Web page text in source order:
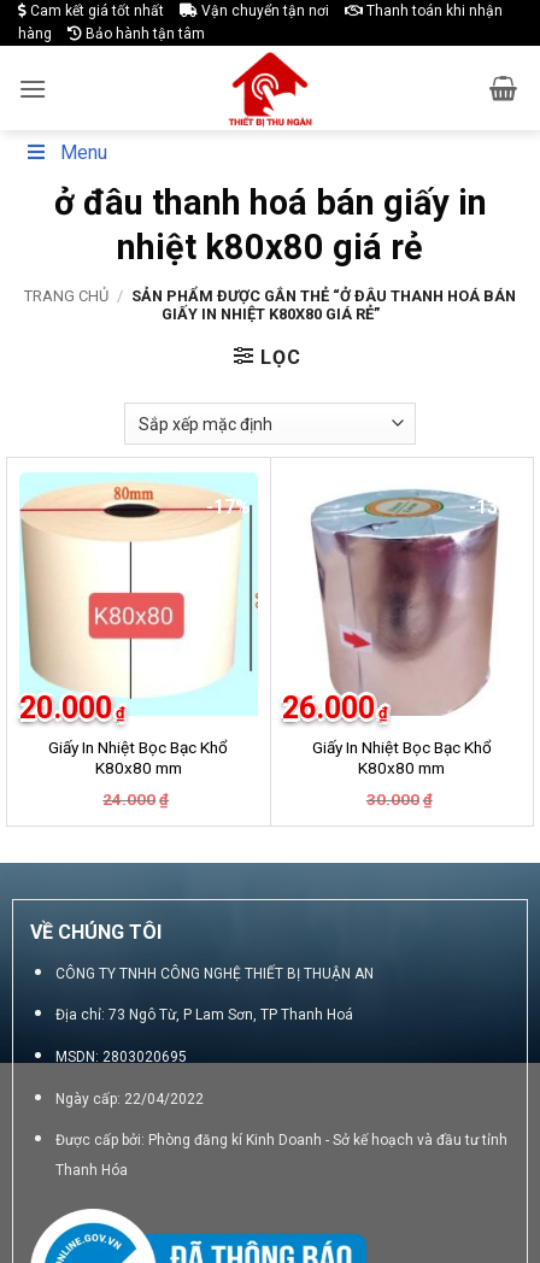
Skip
to
Cam kết giá tốt nhất Vận chuyển tận nơi
Thanh toán khi nhận
hàng
Bảo hành tận tâm
Menu
ở đâu thanh hoá bán giấy in
nhiệt k80x80 giá rẻ
TRANG CHỦ / SẢN PHẨM ĐƯỢC GẮN THẺ “Ở ĐÂU THANH HOÁ BÁN
GIẤY IN NHIỆT K80X80 GIÁ RẺ”
LỌC
-17%
Giấy In Nhiệt Bọc Bạc Khổ
K80x80 mm
24.000 ₫
là:
20.000 ₫
tại
20.000₫.
-13%
Giấy In Nhiệt Bọc Bạc Khổ
K80x80 mm
30.000 ₫
là:
26.000 ₫
tại
26.000₫.
VỀ CHÚNG TÔI
CÔNG TY TNHH CÔNG NGHỆ THIẾT BỊ THUẬN AN
Địa chỉ: 73 Ngô Từ, P Lam Sơn, TP Thanh Hoá
MSDN: 2803020695
Ngày cấp: 22/04/2022
Được cấp bởi: Phòng đăng kí Kinh Doanh - Sở kế hoạch và đầu tư tỉnh
Thanh Hóa